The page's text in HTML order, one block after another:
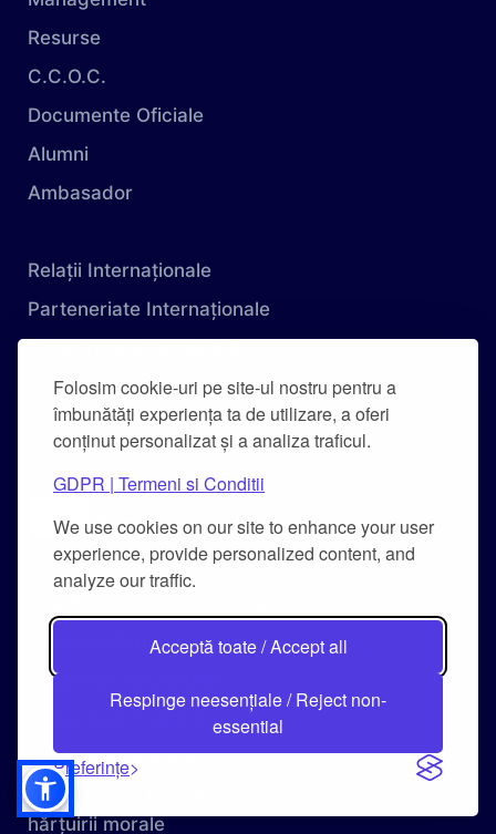
Folosim cookie-uri pe site-ul nostru pentru a
îmbunătăți experiența ta de utilizare, a oferi
conținut personalizat și a analiza traficul.
GDPR | Termeni si Conditii
We use cookies on our site to enhance your user
experience, provide personalized content, and
analyze our traffic.
Acceptă toate / Accept all
Respinge neesențiale / Reject non-
essential
Preferințe
Resurse
C.C.O.C.
Documente Oficiale
Alumni
Ambasador
Relații Internaționale
Parteneriate Internaționale
Course Catalogue
Studii în străinatate
Politica referitoare la calitate
Declarația Rectorului
Carta Universității
Combaterea hărțuirii pe criteriu de sex și a
hărțuirii morale